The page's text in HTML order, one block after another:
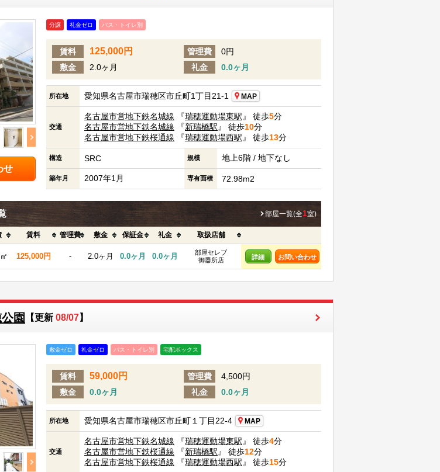
せ
分譲 礼金ゼロ バス・トイレ別
賃料 125,000円 管理費
0円
敷金
2.0ヶ月 礼金 0.0ヶ月
所在地 愛知県名古屋市瑞穂区市丘町1丁目21-1 MAP
交通
名古屋市営地下鉄名城線 『瑞穂運動場東駅 』 徒歩5分
名古屋市営地下鉄名城線 『新瑞橋駅 』 徒歩10分
名古屋市営地下鉄桜通線 『瑞穂運動場西駅 』 徒歩13分
構造 SRC 規模 地上6階 / 地下なし
築年月 2007年1月 専有面積 72.98m2
部屋一覧(全1室)
賃料 管理費 敷金 保証金 礼金 取扱店舗
125,000円 - 2.0ヶ月 0.0ヶ月 0.0ヶ月
部屋セレブ
御器所店
詳細 お問い合わせ
園 【更新 08/07】
敷金ゼロ 礼金ゼロ バス・トイレ別 宅配ボックス
賃料 59,000円 管理費
4,500円
敷金
0.0ヶ月 礼金 0.0ヶ月
所在地 愛知県名古屋市瑞穂区市丘町１丁目22-4 MAP
交通
名古屋市営地下鉄名城線 『瑞穂運動場東駅 』 徒歩4分
名古屋市営地下鉄桜通線 『新瑞橋駅 』 徒歩12分
名古屋市営地下鉄桜通線 『瑞穂運動場西駅 』 徒歩15分